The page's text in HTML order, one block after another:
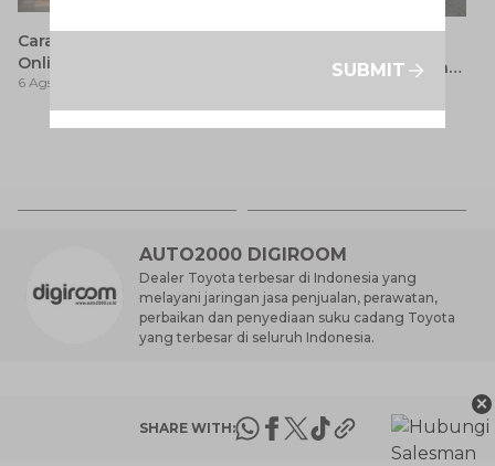
Cara Cek Pajak Kendaraan
Online dengan Baik dan
Benar
6 Ags 2026
Pilihan Seimbang antara
AUTO2000 DIGIROOM
Dealer Toyota terbesar di Indonesia yang
melayani jaringan jasa penjualan, perawatan,
perbaikan dan penyediaan suku cadang Toyota
yang terbesar di seluruh Indonesia.
SHARE WITH:
×
SUBMIT